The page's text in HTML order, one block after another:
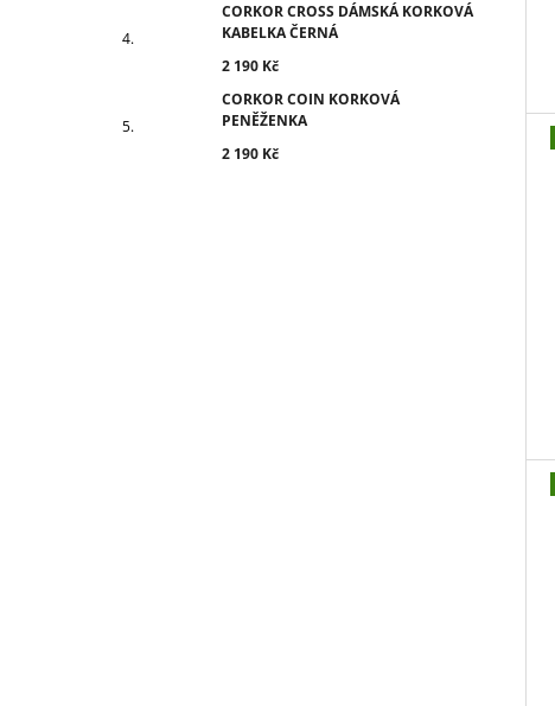
CORKOR CROSS DÁMSKÁ KORKOVÁ
KABELKA ČERNÁ
2 190 Kč
CORKOR COIN KORKOVÁ
PENĚŽENKA
2 190 Kč